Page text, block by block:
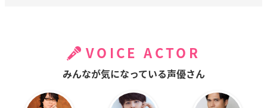
VOICE ACTOR
みんなが気になっている声優さん